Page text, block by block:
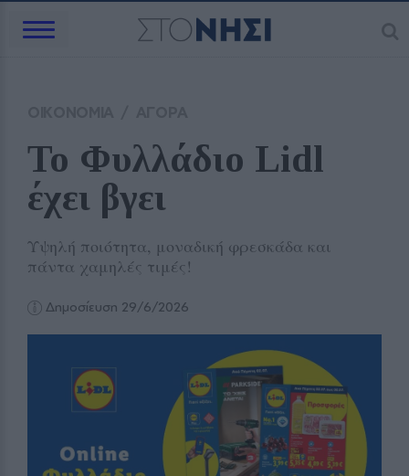
Το Φυλλάδιο Lidl
έχει βγει
Υψηλή ποιότητα, μοναδική φρεσκάδα και
πάντα χαμηλές τιμές!
Δημοσίευση 29/6/2026